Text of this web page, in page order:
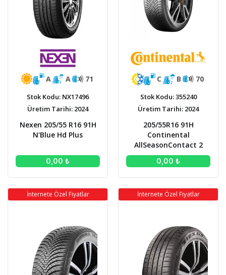
A A 71
Stok Kodu: NX17496
Üretim Tarihi: 2024
Nexen 205/55 R16 91H
N'Blue Hd Plus
0,00 ₺
C B 70
Stok Kodu: 355240
Üretim Tarihi: 2024
205/55R16 91H
Continental
AllSeasonContact 2
0,00 ₺
İnternete Özel Fiyatlar İnternete Özel Fiyatlar